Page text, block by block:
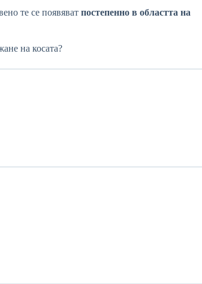
те се появяват постепенно в областта на
на косата?